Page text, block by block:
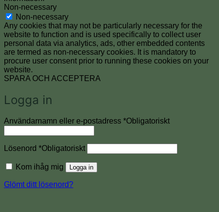
Non-necessary
Non-necessary
Any cookies that may not be particularly necessary for the
website to function and is used specifically to collect user
personal data via analytics, ads, other embedded contents
are termed as non-necessary cookies. It is mandatory to
procure user consent prior to running these cookies on your
website.
SPARA OCH ACCEPTERA
Logga in
Användarnamn eller e-postadress *Obligatoriskt
Lösenord *Obligatoriskt
Kom ihåg mig Logga in
Glömt ditt lösenord?